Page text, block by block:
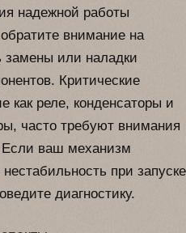
надежной работы
внимание на
замены или наладки
Критические
как реле, конденсаторы и
часто требуют внимания
Если ваш механизм
при
диагностику.